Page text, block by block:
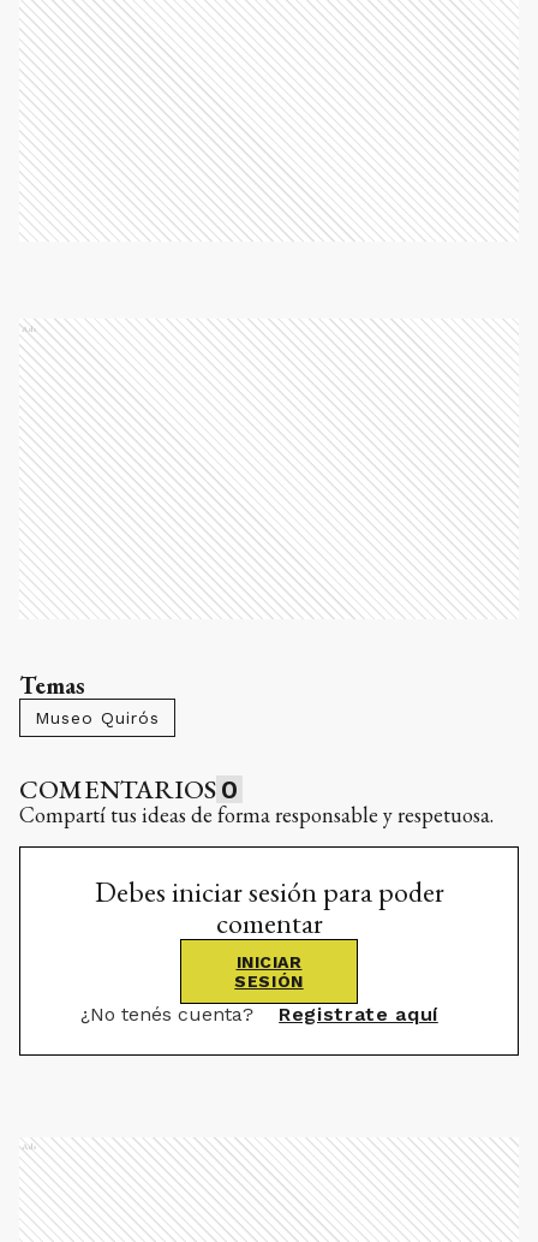
Ads
Temas
Museo Quirós
COMENTARIOS 0
Compartí tus ideas de forma responsable y respetuosa.
Debes iniciar sesión para poder
comentar
INICIAR
SESIÓN
¿No tenés cuenta? Registrate aquí
Ads